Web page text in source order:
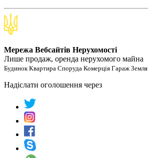
Мережа Вебсайтів Нерухомості
Лише продаж, оренда нерухомого майна
Будинок Квартира Споруда Комерція Гараж Земля
Надіслати оголошення через